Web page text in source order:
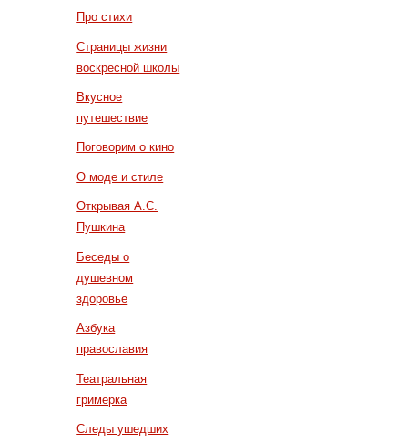
Про стихи
Страницы жизни
воскресной школы
Вкусное
путешествие
Поговорим о кино
О моде и стиле
Открывая А.С.
Пушкина
Беседы о
душевном
здоровье
Азбука
православия
Театральная
гримерка
Следы ушедших